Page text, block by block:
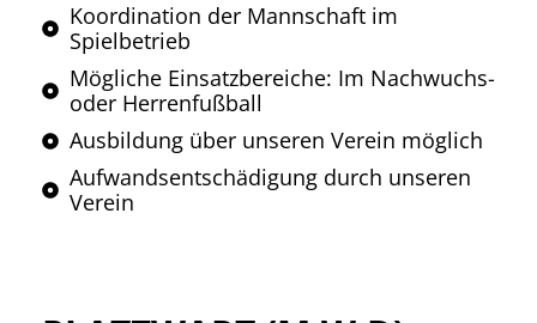
Koordination der Mannschaft im
Spielbetrieb
Mögliche Einsatzbereiche: Im Nachwuchs-
oder Herrenfußball
Ausbildung über unseren Verein möglich
Aufwandsentschädigung durch unseren
Verein